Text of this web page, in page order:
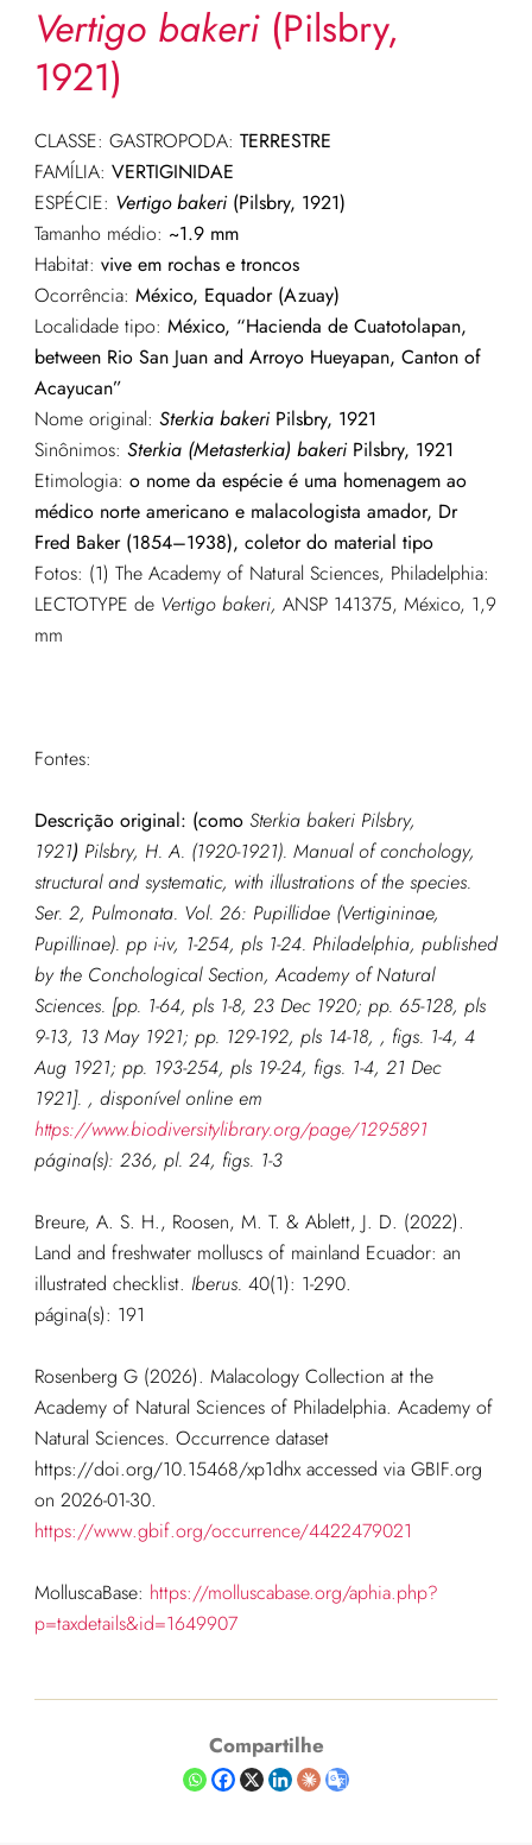
Vertigo bakeri(Pilsbry,
1921)
CLASSE: GASTROPODA: TERRESTRE
FAMÍLIA: VERTIGINIDAE
ESPÉCIE: Vertigo bakeri(Pilsbry, 1921)
Tamanho médio: ~1.9 mm
Habitat: vive em rochas e troncos
Ocorrência: México, Equador (Azuay)
Localidade tipo: México, “Hacienda de Cuatotolapan,
between Rio San Juan and Arroyo Hueyapan, Canton of
Acayucan”
Nome original: Sterkia bakeriPilsbry, 1921
Sinônimos: Sterkia (Metasterkia) bakeriPilsbry, 1921
Etimologia: o nome da espécie é uma homenagem ao
médico norte americano e malacologista amador, Dr
Fred Baker (1854–1938), coletor do material tipo
Fotos: (1) The Academy of Natural Sciences, Philadelphia:
LECTOTYPE de Vertigo bakeri, ANSP 141375, México, 1,9
mm
Fontes:
Descrição original: (como Sterkia bakeri Pilsbry,
1921) Pilsbry, H. A. (1920-1921). Manual of conchology,
structural and systematic, with illustrations of the species.
Ser. 2, Pulmonata. Vol. 26: Pupillidae (Vertigininae,
Pupillinae). pp i-iv, 1-254, pls 1-24. Philadelphia, published
by the Conchological Section, Academy of Natural
Sciences. [pp. 1-64, pls 1-8, 23 Dec 1920; pp. 65-128, pls
9-13, 13 May 1921; pp. 129-192, pls 14-18, , figs. 1-4, 4
Aug 1921; pp. 193-254, pls 19-24, figs. 1-4, 21 Dec
1921]. , disponível online em
https://www.biodiversitylibrary.org/page/1295891
página(s): 236, pl. 24, figs. 1-3
Breure, A. S. H., Roosen, M. T. & Ablett, J. D. (2022).
Land and freshwater molluscs of mainland Ecuador: an
illustrated checklist. Iberus. 40(1): 1-290.
página(s): 191
Rosenberg G (2026). Malacology Collection at the
Academy of Natural Sciences of Philadelphia. Academy of
Natural Sciences. Occurrence dataset
https://doi.org/10.15468/xp1dhx accessed via GBIF.org
on 2026-01-30.
https://www.gbif.org/occurrence/4422479021
MolluscaBase: https://molluscabase.org/aphia.php?
p=taxdetails&id=1649907
Compartilhe